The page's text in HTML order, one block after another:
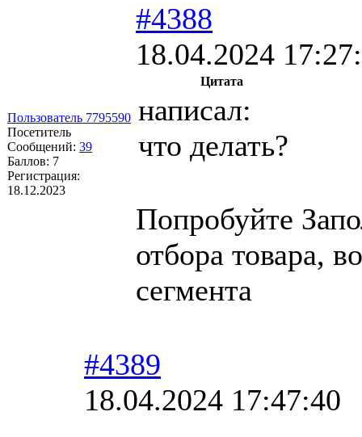
Пользователь 7795590
Посетитель
Сообщений: 39
Баллов: 7
Регистрация:
18.12.2023
#4388
18.04.2024
Цитата
написал:
что делать?
Попробуйте
отбора товара,
сегмента
#4389
18.04.2024 17:47:40